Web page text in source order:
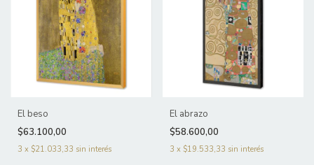
El beso
$63.100,00
3 x $21.033,33 sin interés
El abrazo
$58.600,00
3 x $19.533,33 sin interés